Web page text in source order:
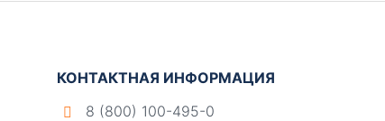
КОНТАКТНАЯ ИНФОРМАЦИЯ
8 (800) 100-495-0